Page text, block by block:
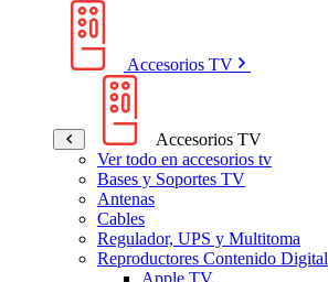
Accesorios TV
Accesorios TV
Ver todo en accesorios tv
Bases y Soportes TV
Antenas
Cables
Regulador, UPS y Multitoma
Reproductores Contenido Digital
Apple TV